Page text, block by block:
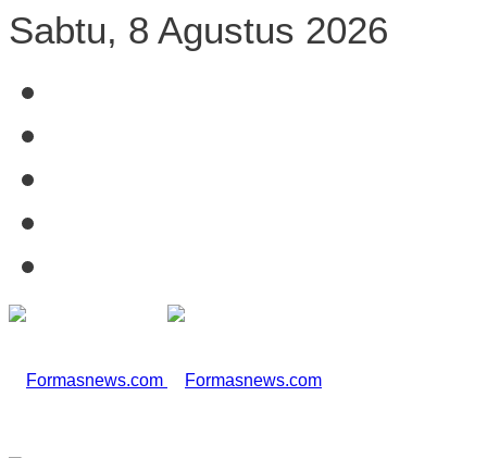
Sabtu, 8 Agustus 2026